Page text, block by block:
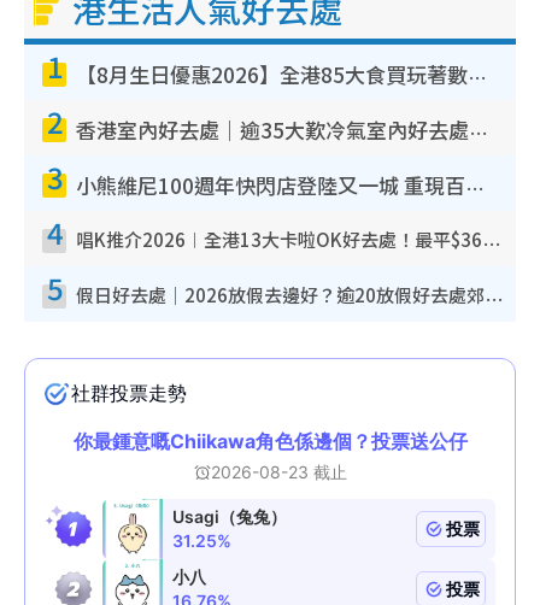
1 【8月生日優惠2026】全港85大食買玩著數攻略 自助餐/火鍋放題同行免費＋誠品/DONKI送現金券
2 香港室內好去處｜逾35大歎冷氣室內好去處推介 室內活動免費避雨無懼落雨
3 小熊維尼100週年快閃店登陸又一城 重現百畝森林經典場景／獨家限定盲盒登場／專屬DIY香水
4 唱K推介2026︱全港13大卡啦OK好去處！最平$36起 日文K都有！(附地址+收費詳情)
5 假日好去處｜2026放假去邊好？逾20放假好去處郊外/秘景 休閒半日或一日遊